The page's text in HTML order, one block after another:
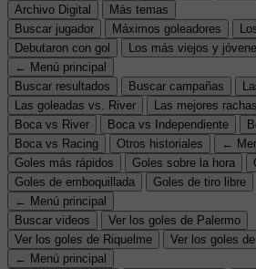
Archivo Digital
Más temas
Buscar jugador
Máximos goleadores
Debutaron con gol
Los más viejos y
← Menú principal
Buscar resultados
Buscar campañas
Las goleadas vs. River
Las mejores rachas
Boca vs River
Boca vs Independiente
Boca vs Racing
Otros historiales
←
Goles más rápidos
Goles sobre la hora
Goles de emboquillada
Goles de tiro libre
← Menú principal
Buscar videos
Ver los goles de Palermo
Ver los goles de Riquelme
Ver los goles
← Menú principal